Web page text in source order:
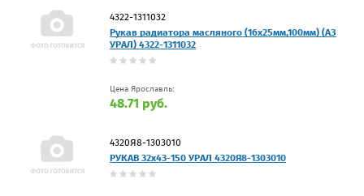
4322-1311032
Рукав радиатора масляного (16х25мм,100мм) (АЗ
УРАЛ) 4322-1311032
Цена Ярославль:
48.71 руб.
4320Я8-1303010
РУКАВ 32х43-150 УРАЛ 4320Я8-1303010